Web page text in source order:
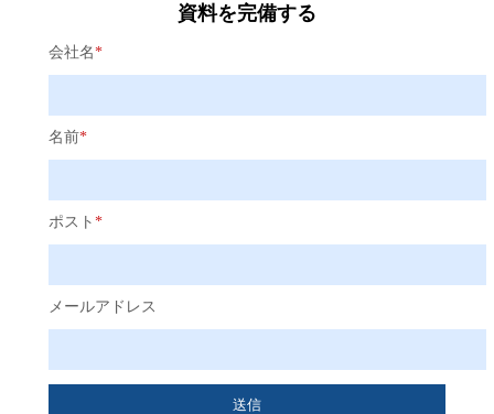
資料を完備する
会社名*
名前*
ポスト *
メールアドレス
送信